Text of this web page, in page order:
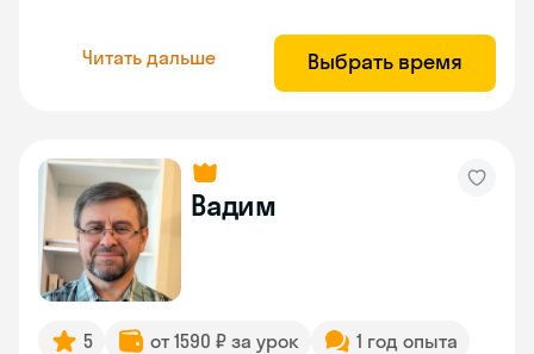
Читать дальше Выбрать время
Вадим
5 от 1590 ₽ за урок
1 год опыта